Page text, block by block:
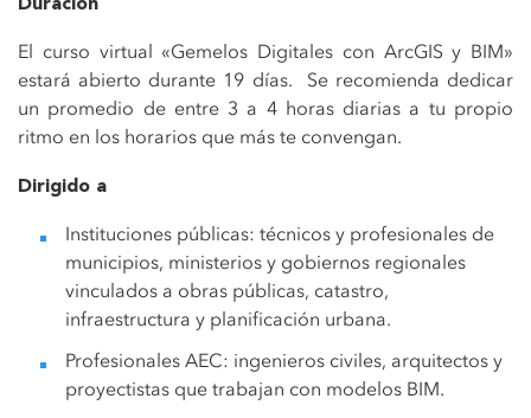
Duración
El curso virtual «Gemelos Digitales con ArcGIS y BIM»
estará abierto durante 19 días. Se recomienda dedicar
un promedio de entre 3 a 4 horas diarias a tu propio
ritmo en los horarios que más te convengan.
Dirigido a
Instituciones públicas: técnicos y profesionales de
municipios, ministerios y gobiernos regionales
vinculados a obras públicas, catastro,
infraestructura y planificación urbana.
Profesionales AEC: ingenieros civiles, arquitectos y
proyectistas que trabajan con modelos BIM.